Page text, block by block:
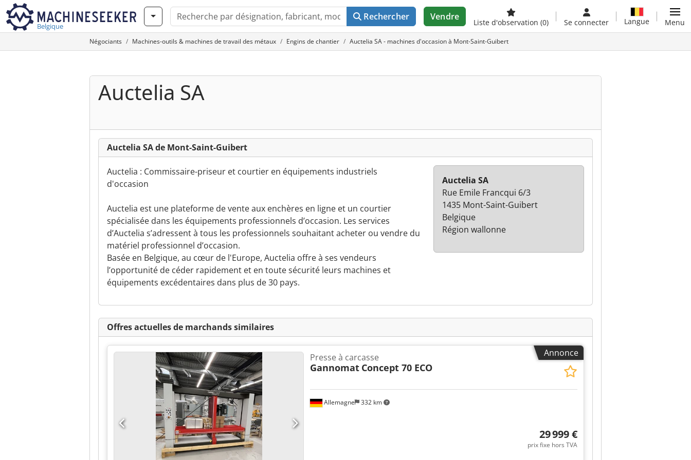
Belgique
Rechercher Vendre
Liste d'observation (0) Se connecter Langue Menu
Négociants Machines-outils & machines de travail des métaux Engins de chantier Auctelia SA - machines d'occasion à Mont-Saint-Guibert
Auctelia SA
Auctelia SA de Mont-Saint-Guibert
Auctelia : Commissaire-priseur et courtier en équipements industriels
d'occasion
Auctelia est une plateforme de vente aux enchères en ligne et un courtier
spécialisée dans les équipements professionnels d’occasion. Les services
d’Auctelia s’adressent à tous les professionnels souhaitant acheter ou vendre du
matériel professionnel d’occasion.
Basée en Belgique, au cœur de l'Europe, Auctelia offre à ses vendeurs
l’opportunité de céder rapidement et en toute sécurité leurs machines et
équipements excédentaires dans plus de 30 pays.
Auctelia SA
Rue Emile Francqui 6/3
1435 Mont-Saint-Guibert
Belgique
Région wallonne
Offres actuelles de marchands similaires
Annonce
Allemagne 332 km
Presse à carcasse
Gannomat Concept 70 ECO
29 999 €
prix fixe hors TVA